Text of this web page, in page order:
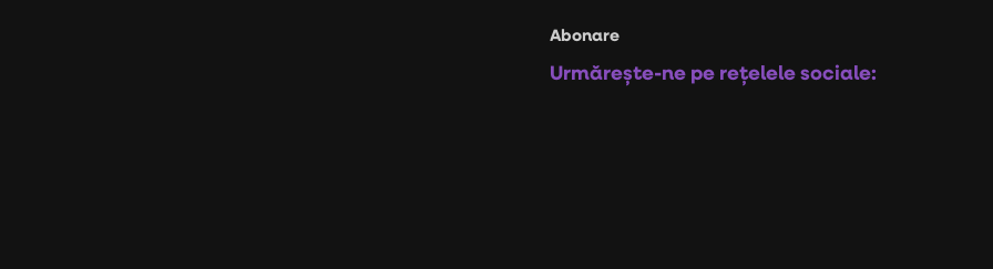
Abonare
Urmărește-ne pe rețelele sociale: